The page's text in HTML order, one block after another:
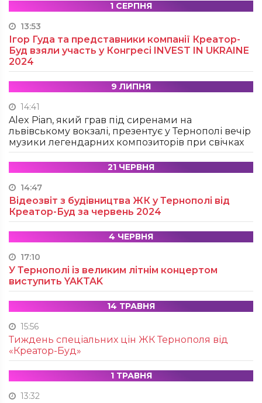
1 СЕРПНЯ
13:53
Ігор Гуда та представники компанії Креатор-
Буд взяли участь у Конгресі INVEST IN UKRAINE
2024
9 ЛИПНЯ
14:41
Alex Pian, який грав під сиренами на
львівському вокзалі, презентує у Тернополі вечір
музики легендарних композиторів при свічках
21 ЧЕРВНЯ
14:47
Відеозвіт з будівництва ЖК у Тернополі від
Креатор-Буд за червень 2024
4 ЧЕРВНЯ
17:10
У Тернополі із великим літнім концертом
виступить YAKTAK
14 ТРАВНЯ
15:56
Тиждень спеціальних цін ЖК Тернополя від
«Креатор-Буд»
1 ТРАВНЯ
13:32